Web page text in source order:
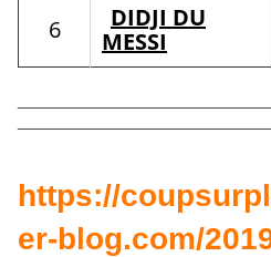
6
DIDJI DU
MESSI
https://
er-blog.com/